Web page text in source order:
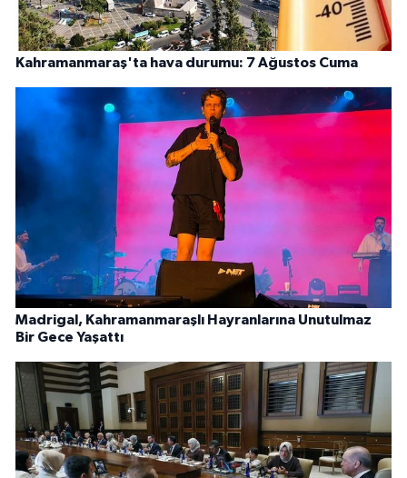
Kahramanmaraş'ta hava durumu: 7 Ağustos Cuma
Madrigal, Kahramanmaraşlı Hayranlarına Unutulmaz
Bir Gece Yaşattı